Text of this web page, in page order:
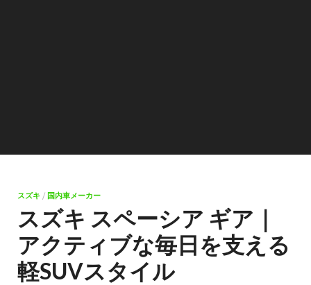
スズキ / 国内車メーカー
スズキ スペーシア ギア｜
アクティブな毎日を支える
軽SUVスタイル